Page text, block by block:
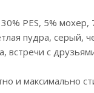
PES, 5% мохер,
пудра, серый,
встречи с
и максимально